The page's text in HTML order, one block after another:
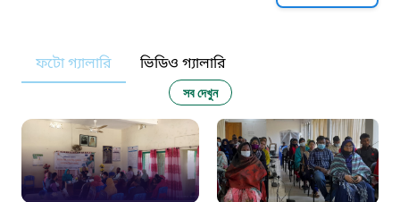
নারী ও শিশু নির্যাতন প্রতিরোধ
১০৬
দুদক
ফটো গ্যালারি ভিডিও গ্যালারি
সব দেখুন